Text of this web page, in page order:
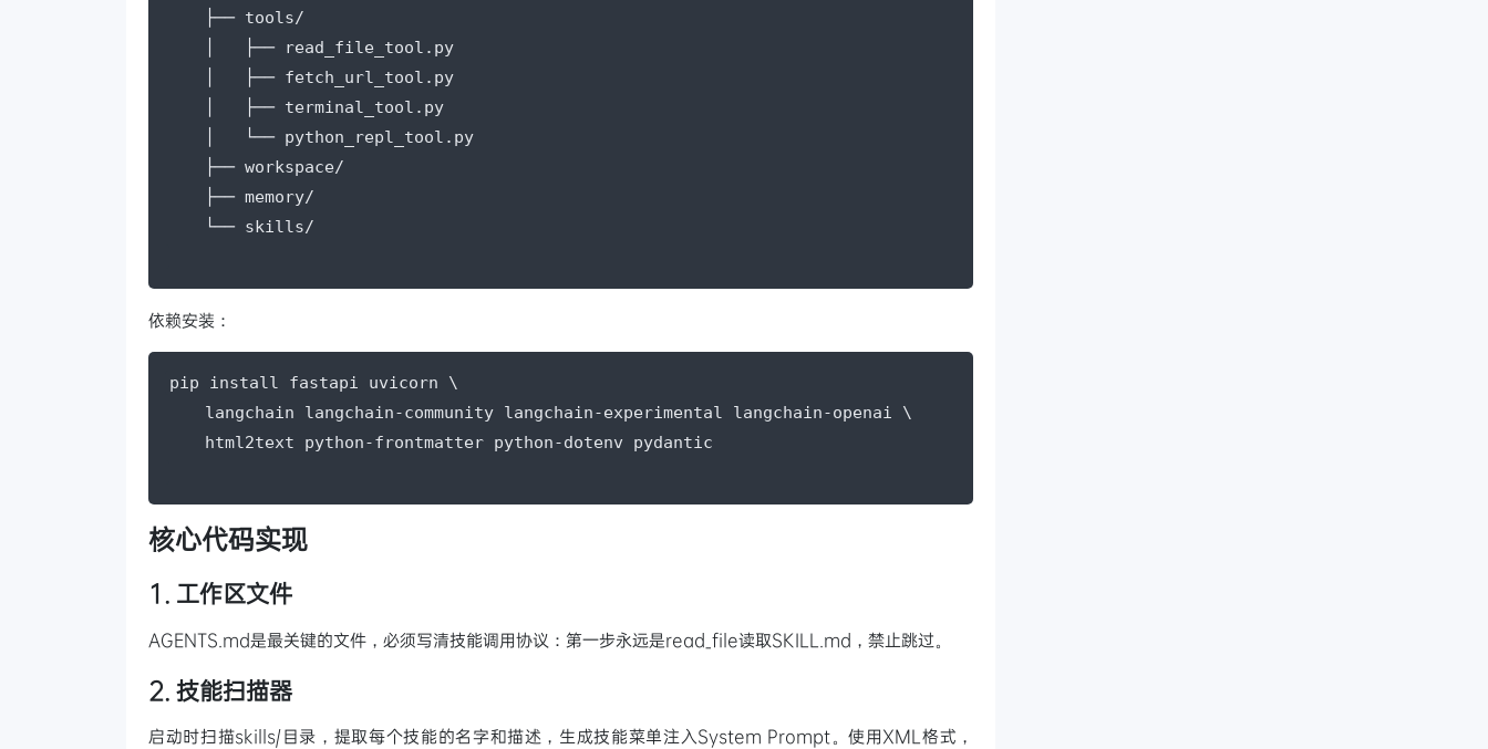
    ├── tools/
    │   ├── read_file_tool.py
    │   ├── fetch_url_tool.py
    │   ├── terminal_tool.py
    │   └── python_repl_tool.py
    ├── workspace/
    ├── memory/
依赖安装：
pip install fastapi uvicorn \
    langchain langchain-community langchain-experimental langchain-openai \
核心代码实现
1. 工作区文件
AGENTS.md是最关键的文件，必须写清技能调用协议：第一步永远是read_file读取SKILL.md，禁止跳过。
2. 技能扫描器
启动时扫描skills/目录，提取每个技能的名字和描述，生成技能菜单注入System Prompt。使用XML格式，